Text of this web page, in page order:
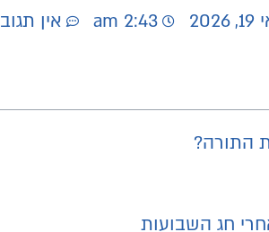
2:43 am אין
התורה?
חג השבועות